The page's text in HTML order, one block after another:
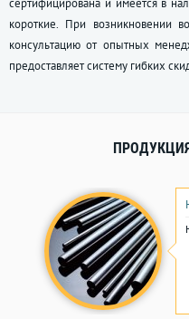
сертифицирована и имеется в
короткие. При возникновении
консультацию от опытных
предоставляет систему гибких